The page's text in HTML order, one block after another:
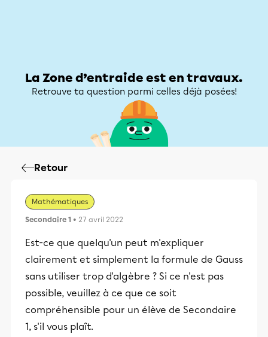
La Zone d’entraide est en travaux.
Retrouve ta question parmi celles déjà posées!
Retour
Mathématiques
Secondaire 1 • 27 avril 2022
Est-ce que quelqu'un peut m'expliquer
clairement et simplement la formule de Gauss
sans utiliser trop d'algèbre ? Si ce n'est pas
possible, veuillez à ce que ce soit
compréhensible pour un élève de Secondaire
1, s'il vous plaît.